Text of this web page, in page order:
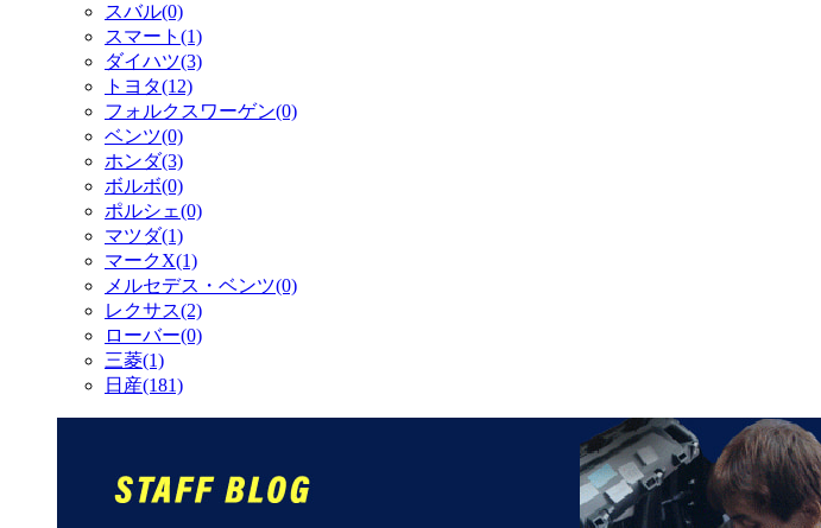
スバル(0)
スマート(1)
ダイハツ(3)
トヨタ(12)
フォルクスワーゲン(0)
ベンツ(0)
ホンダ(3)
ボルボ(0)
ポルシェ(0)
マツダ(1)
マークX(1)
メルセデス・ベンツ(0)
レクサス(2)
ローバー(0)
三菱(1)
日産(181)